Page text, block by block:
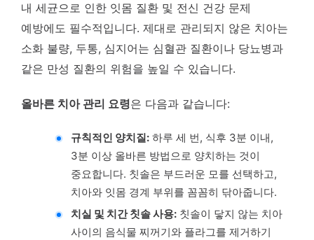
내 세균으로 인한 잇몸 질환 및 전신 건강 문제
예방에도 필수적입니다. 제대로 관리되지 않은 치아는
소화 불량, 두통, 심지어는 심혈관 질환이나 당뇨병과
같은 만성 질환의 위험을 높일 수 있습니다.
올바른 치아 관리 요령은 다음과 같습니다:
규칙적인 양치질:하루 세 번, 식후 3분 이내,
3분 이상 올바른 방법으로 양치하는 것이
중요합니다. 칫솔은 부드러운 모를 선택하고,
치아와 잇몸 경계 부위를 꼼꼼히 닦아줍니다.
치실 및 치간 칫솔 사용:칫솔이 닿지 않는 치아
사이의 음식물 찌꺼기와 플라그를 제거하기